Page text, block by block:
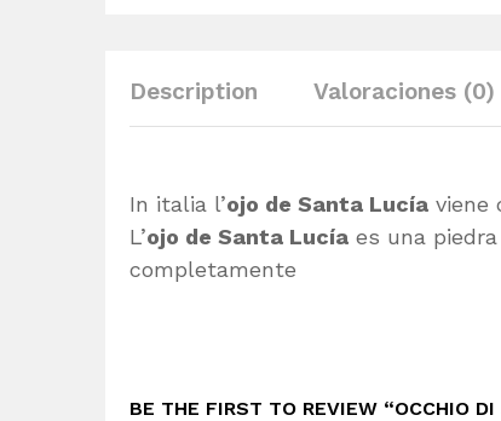
Description Valoraciones (0)
In italia l’ojo de Santa Lucía viene
L’ojo de Santa Lucía es una
completamente
BE THE FIRST TO REVIEW “OCCHIO